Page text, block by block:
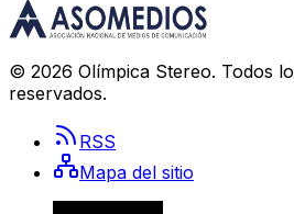
© 2026 Olímpica Stereo. Todos
reservados.
RSS
Mapa del sitio